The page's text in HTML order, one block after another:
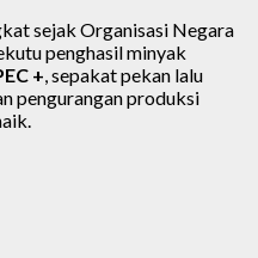
sejak Organisasi Negara
penghasil minyak
+ , sepakat pekan lalu
pengurangan produksi